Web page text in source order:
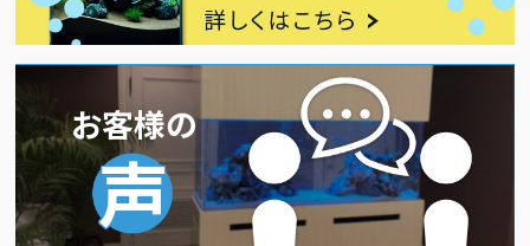
お客様の
声